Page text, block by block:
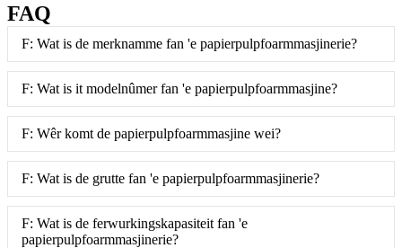
FAQ
F: Wat is de merknamme fan 'e papierpulpfoarmmasjinerie?
F: Wat is it modelnûmer fan 'e papierpulpfoarmmasjine?
F: Wêr komt de papierpulpfoarmmasjine wei?
F: Wat is de grutte fan 'e papierpulpfoarmmasjinerie?
F: Wat is de ferwurkingskapasiteit fan 'e
papierpulpfoarmmasjinerie?